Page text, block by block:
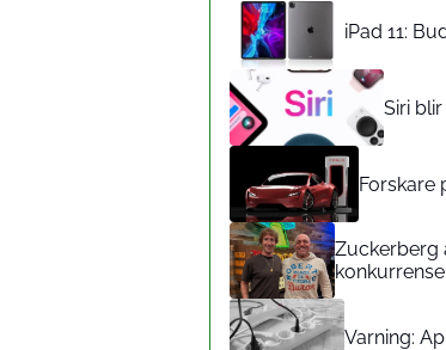
iPad 11:
Siri
Forskare
Zuckerberg
Varning: